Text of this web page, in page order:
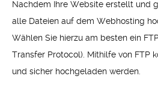
Nachdem Ihre Website erstellt und
alle Dateien auf dem Webhosting
Wählen Sie hierzu am besten ein
Transfer Protocol). Mithilfe von FTP
und sicher hochgeladen werden.